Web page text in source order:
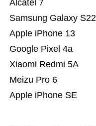
Apple iPhone SE
Meizu Pro 6
Xiaomi Redmi 5A
Google Pixel 4a
Apple iPhone 13
Samsung Galaxy S22
Alcatel 7